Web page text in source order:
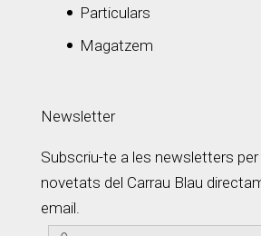
Particulars
Magatzem
Newsletter
Subscriu-te a les newsletters
novetats del Carrau Blau
email.